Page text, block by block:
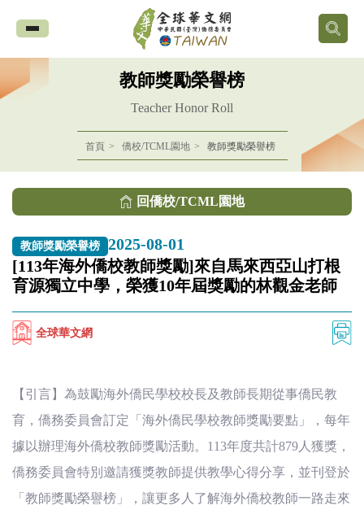
全
球
華
網
中
華
民
國
(臺
灣)
僑
務
教師獎勵榮譽榜
Teacher Honor Roll
首頁 僑校/TCML園地 教師獎勵榮譽榜
回僑校/TCML園地
教師獎勵榮譽榜
2025-08-01
[113年海外僑校教師獎勵]來自馬來西亞山打根
育源獨立中學，榮獲10年屆獎勵的林觀金老師
全球華文網
【引言】為鼓勵海外僑民學校校長及教師長期從事僑民教
育，僑務委員會訂定「海外僑民學校教師獎勵要點」，每年
據以辦理海外僑校教師獎勵活動。113年度共計879人獲獎，
僑務委員會特別邀請獲獎教師提供教學心得分享，並刊登於
「教師獎勵榮譽榜」，讓更多人了解海外僑校教師一路走來